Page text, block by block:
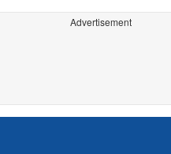
Advertisement